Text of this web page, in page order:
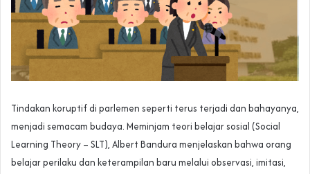
Tindakan koruptif di parlemen seperti terus terjadi dan bahayanya,
menjadi semacam budaya. Meminjam teori belajar sosial (Social
Learning Theory – SLT), Albert Bandura menjelaskan bahwa orang
belajar perilaku dan keterampilan baru melalui observasi, imitasi,